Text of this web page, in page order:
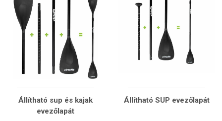
Állítható sup és kajak
evezőlapát
Állítható SUP evezőlapát